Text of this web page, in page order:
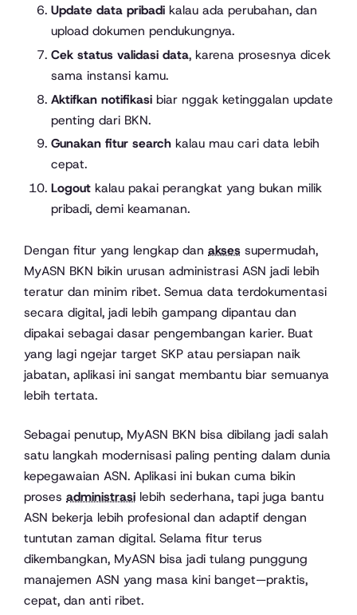
Update data pribadikalau ada perubahan, dan
upload dokumen pendukungnya.
Cek status validasi data, karena prosesnya dicek
sama instansi kamu.
Aktifkan notifikasibiar nggak ketinggalan update
penting dari BKN.
Gunakan fitur searchkalau mau cari data lebih
cepat.
Logoutkalau pakai perangkat yang bukan milik
pribadi, demi keamanan.
Dengan fitur yang lengkap dan akses supermudah,
MyASN BKN bikin urusan administrasi ASN jadi lebih
teratur dan minim ribet. Semua data terdokumentasi
secara digital, jadi lebih gampang dipantau dan
dipakai sebagai dasar pengembangan karier. Buat
yang lagi ngejar target SKP atau persiapan naik
jabatan, aplikasi ini sangat membantu biar semuanya
lebih tertata.
Sebagai penutup, MyASN BKN bisa dibilang jadi salah
satu langkah modernisasi paling penting dalam dunia
kepegawaian ASN. Aplikasi ini bukan cuma bikin
proses administrasi lebih sederhana, tapi juga bantu
ASN bekerja lebih profesional dan adaptif dengan
tuntutan zaman digital. Selama fitur terus
dikembangkan, MyASN bisa jadi tulang punggung
manajemen ASN yang masa kini banget—praktis,
cepat, dan anti ribet.